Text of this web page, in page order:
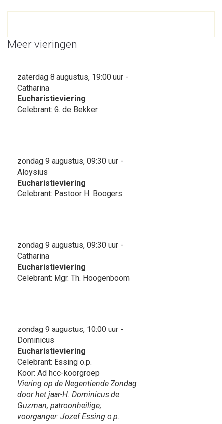
Meer vieringen
zaterdag 8 augustus, 19:00 uur -
Catharina
Eucharistieviering
Celebrant: G. de Bekker
zondag 9 augustus, 09:30 uur -
Aloysius
Eucharistieviering
Celebrant: Pastoor H. Boogers
zondag 9 augustus, 09:30 uur -
Catharina
Eucharistieviering
Celebrant: Mgr. Th. Hoogenboom
zondag 9 augustus, 10:00 uur -
Dominicus
Eucharistieviering
Celebrant: Essing o.p.
Koor: Ad hoc-koorgroep
Viering op de Negentiende Zondag
door het jaar-H. Dominicus de
Guzman, patroonheilige;
voorganger: Jozef Essing o.p.